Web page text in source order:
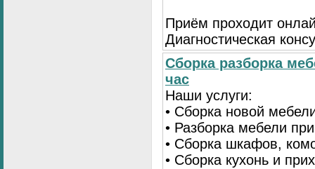
Приём проходит
Диагностическая
Сборка разборка
час
Наши услуги:
• Сборка новой
• Разборка мебели
• Сборка шкафов,
• Сборка кухонь и